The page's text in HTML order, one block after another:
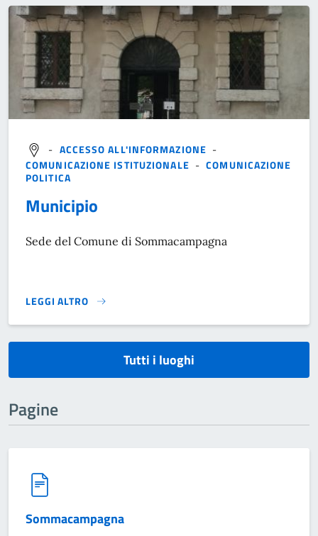
- ACCESSO ALL'INFORMAZIONE -
COMUNICAZIONE ISTITUZIONALE -COMUNICAZIONE
POLITICA
Municipio
Sede del Comune di Sommacampagna
LEGGI ALTRO
}
Tutti i luoghi
Pagine
Sommacampagna